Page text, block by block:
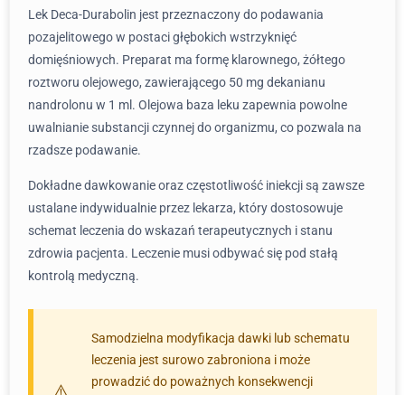
Lek Deca-Durabolin jest przeznaczony do podawania
pozajelitowego w postaci głębokich wstrzyknięć
domięśniowych. Preparat ma formę klarownego, żółtego
roztworu olejowego, zawierającego 50 mg dekanianu
nandrolonu w 1 ml. Olejowa baza leku zapewnia powolne
uwalnianie substancji czynnej do organizmu, co pozwala na
rzadsze podawanie.
Dokładne dawkowanie oraz częstotliwość iniekcji są zawsze
ustalane indywidualnie przez lekarza, który dostosowuje
schemat leczenia do wskazań terapeutycznych i stanu
zdrowia pacjenta. Leczenie musi odbywać się pod stałą
kontrolą medyczną.
Samodzielna modyfikacja dawki lub schematu
leczenia jest surowo zabroniona i może
prowadzić do poważnych konsekwencji